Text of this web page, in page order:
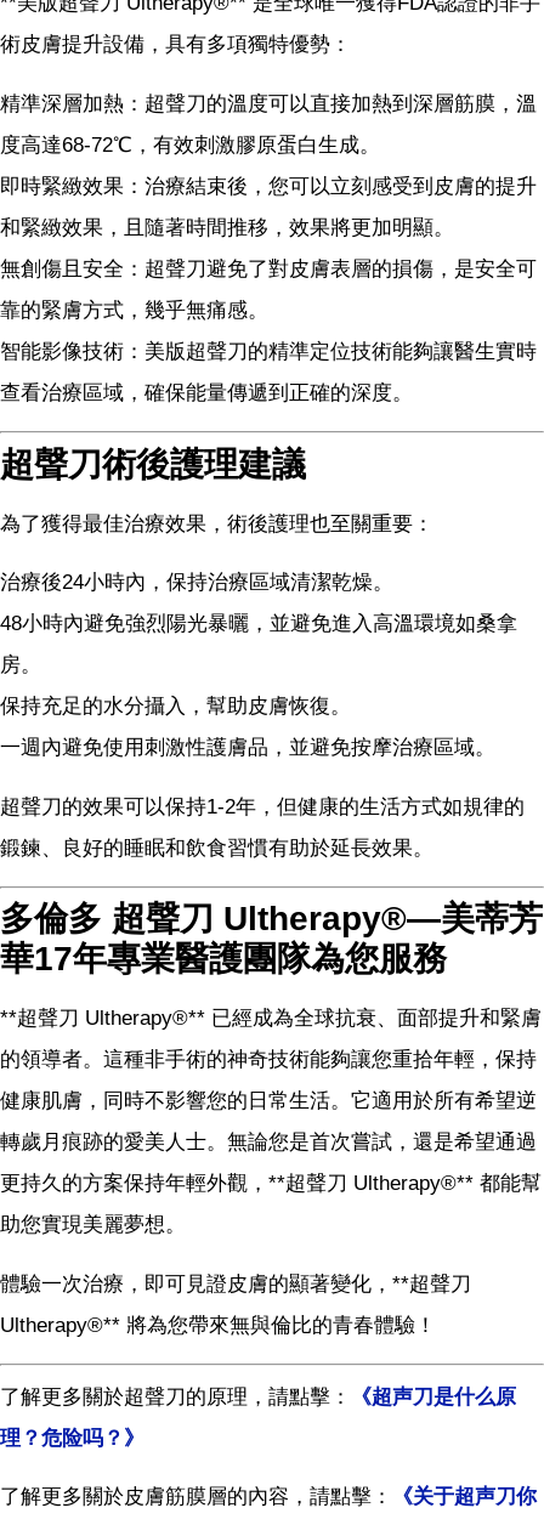
術皮膚提升設備，具有多項獨特優勢：
精準深層加熱：超聲刀的溫度可以直接加熱到深層筋膜，溫
度高達68-72℃，有效刺激膠原蛋白生成。
即時緊緻效果：治療結束後，您可以立刻感受到皮膚的提升
和緊緻效果，且隨著時間推移，效果將更加明顯。
無創傷且安全：超聲刀避免了對皮膚表層的損傷，是安全可
靠的緊膚方式，幾乎無痛感。
智能影像技術：美版超聲刀的精準定位技術能夠讓醫生實時
查看治療區域，確保能量傳遞到正確的深度。
超聲刀術後護理建議
為了獲得最佳治療效果，術後護理也至關重要：
治療後24小時內，保持治療區域清潔乾燥。
48小時內避免強烈陽光暴曬，並避免進入高溫環境如桑拿
房。
保持充足的水分攝入，幫助皮膚恢復。
一週內避免使用刺激性護膚品，並避免按摩治療區域。
超聲刀的效果可以保持1-2年，但健康的生活方式如規律的
鍛鍊、良好的睡眠和飲食習慣有助於延長效果。
多倫多 超聲刀 Ultherapy®—美蒂芳
華17年專業醫護團隊為您服務
**超聲刀 Ultherapy®** 已經成為全球抗衰、面部提升和緊膚
的領導者。這種非手術的神奇技術能夠讓您重拾年輕，保持
健康肌膚，同時不影響您的日常生活。它適用於所有希望逆
轉歲月痕跡的愛美人士。無論您是首次嘗試，還是希望通過
更持久的方案保持年輕外觀，**超聲刀 Ultherapy®** 都能幫
助您實現美麗夢想。
體驗一次治療，即可見證皮膚的顯著變化，**超聲刀
Ultherapy®** 將為您帶來無與倫比的青春體驗！
了解更多關於超聲刀的原理，請點擊：
《超声刀是什么原
理？危险吗？》
了解更多關於皮膚筋膜層的內容，請點擊：
《关于超声刀你